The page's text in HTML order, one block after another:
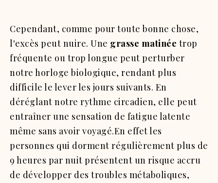
Cependant, comme pour toute bonne chose,
l'excès peut nuire. Une grasse matinée trop
fréquente ou trop longue peut perturber
notre horloge biologique, rendant plus
difficile le lever les jours suivants. En
déréglant notre rythme circadien, elle peut
entraîner une sensation de fatigue latente
même sans avoir voyagé.En effet les
personnes qui dorment régulièrement plus de
9 heures par nuit présentent un risque accru
de développer des troubles métaboliques,